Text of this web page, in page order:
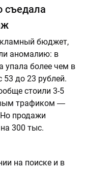
съедала
бюджет,
аномалию: в
упала более чем в
до 23 рублей.
стоили 3-5
трафиком ―
продажи
300 тыс.
на поиске и в